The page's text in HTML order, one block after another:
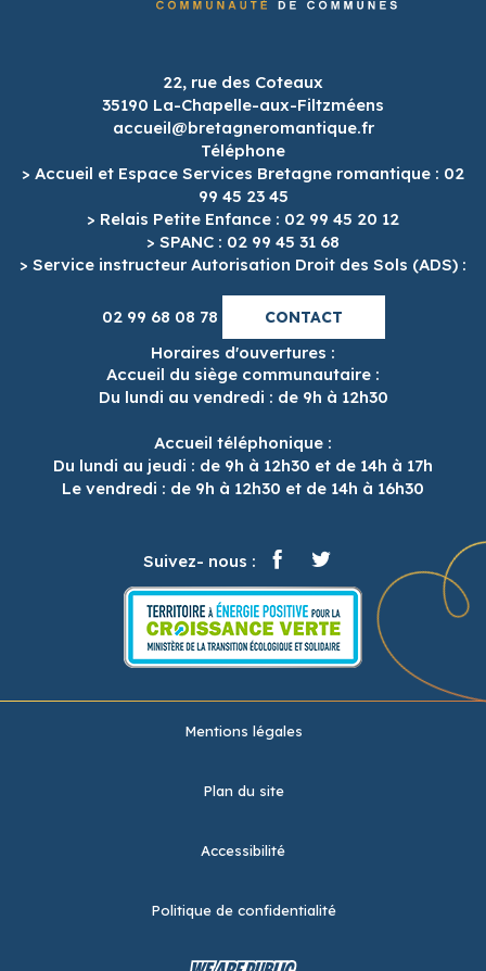
22, rue des Coteaux
35190 La-Chapelle-aux-Filtzméens
accueil@bretagneromantique.fr
Téléphone
> Accueil et Espace Services Bretagne romantique : 02
99 45 23 45
> Relais Petite Enfance : 02 99 45 20 12
> SPANC : 02 99 45 31 68
> Service instructeur Autorisation Droit des Sols (ADS) :
02 99 68 08 78 CONTACT
Horaires d'ouvertures :
Accueil du siège communautaire :
Du lundi au vendredi : de 9h à 12h30
Accueil téléphonique :
Du lundi au jeudi : de 9h à 12h30 et de 14h à 17h
Le vendredi : de 9h à 12h30 et de 14h à 16h30
Suivez- nous :
Mentions légales
Plan du site
Accessibilité
Politique de confidentialité